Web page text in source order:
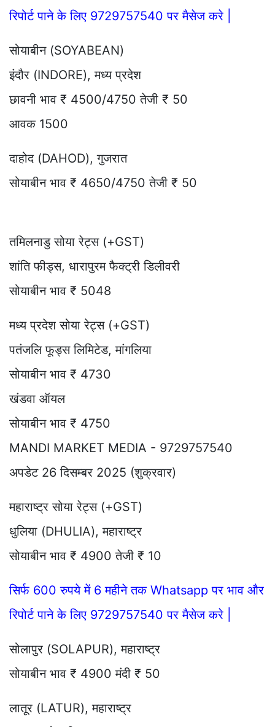
रिपोर्ट पाने के लिए 9729757540 पर मैसेज करे |
सोयाबीन (SOYABEAN)
इंदौर (INDORE), मध्य प्रदेश
छावनी भाव ₹ 4500/4750 तेजी ₹ 50
आवक 1500
दाहोद (DAHOD), गुजरात
सोयाबीन भाव ₹ 4650/4750 तेजी ₹ 50
तमिलनाडु सोया रेट्स (+GST)
शांति फीड्स, धारापुरम फैक्ट्री डिलीवरी
सोयाबीन भाव ₹ 5048
मध्य प्रदेश सोया रेट्स (+GST)
पतंजलि फूड्स लिमिटेड, मांगलिया
सोयाबीन भाव ₹ 4730
खंडवा ऑयल
सोयाबीन भाव ₹ 4750
MANDI MARKET MEDIA - 9729757540
अपडेट 26 दिसम्बर 2025 (शुक्रवार)
महाराष्ट्र सोया रेट्स (+GST)
धुलिया (DHULIA), महाराष्ट्र
सोयाबीन भाव ₹ 4900 तेजी ₹ 10
सिर्फ 600 रुपये में 6 महीने तक Whatsapp पर भाव और
रिपोर्ट पाने के लिए 9729757540 पर मैसेज करे |
सोलापुर (SOLAPUR), महाराष्ट्र
सोयाबीन भाव ₹ 4900 मंदी ₹ 50
लातूर (LATUR), महाराष्ट्र